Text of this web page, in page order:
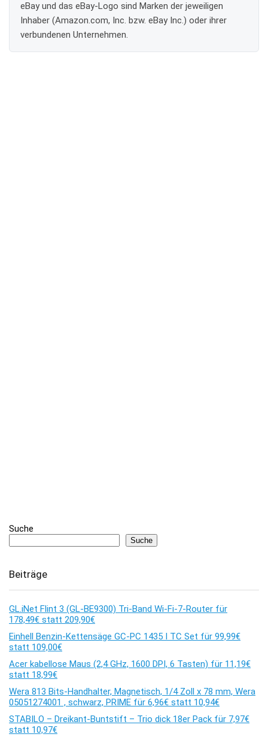
eBay und das eBay-Logo sind Marken der jeweiligen
Inhaber (Amazon.com, Inc. bzw. eBay Inc.) oder ihrer
verbundenen Unternehmen.
Suche
Suche
Beiträge
GL.iNet Flint 3 (GL-BE9300) Tri-Band Wi-Fi-7-Router für
178,49€ statt 209,90€
Einhell Benzin-Kettensäge GC-PC 1435 I TC Set für 99,99€
statt 109,00€
Acer kabellose Maus (2,4 GHz, 1600 DPI, 6 Tasten) für 11,19€
statt 18,99€
Wera 813 Bits-Handhalter, Magnetisch, 1/4 Zoll x 78 mm, Wera
05051274001 , schwarz, PRIME für 6,96€ statt 10,94€
STABILO – Dreikant-Buntstift – Trio dick 18er Pack für 7,97€
statt 10,97€